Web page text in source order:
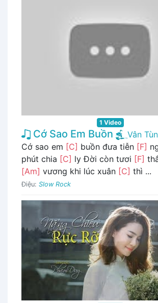
1 Video
Cớ Sao Em Buồn
Vân
Cớ sao em [C] buồn đưa tiễn [F]
phút chia [C] ly Đời còn tươi [F]
[Am] vương khi lúc xuân [C] thì ...
Điệu: Slow Rock